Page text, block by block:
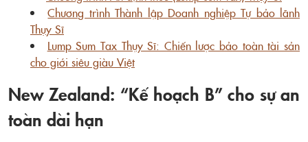
Chương trình Thành lập Doanh nghiệp Tự bảo lãnh
Thụy Sĩ
Lump Sum Tax Thụy Sĩ: Chiến lược bảo toàn tài sản
cho giới siêu giàu Việt
New Zealand: “Kế hoạch B” cho sự an
toàn dài hạn